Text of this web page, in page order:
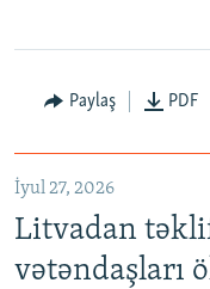
Paylaş PDF
İyul 27, 2026
Litvadan
vətəndaşları